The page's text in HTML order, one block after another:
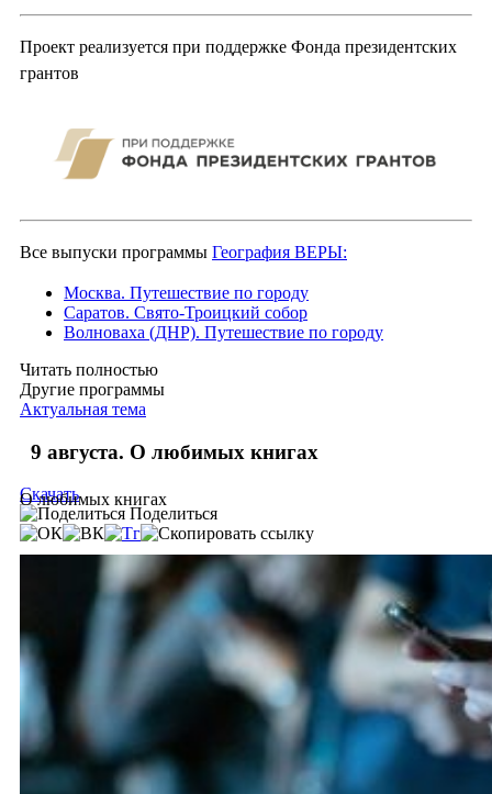
Проект реализуется при поддержке Фонда президентских
грантов
Все выпуски программы География ВЕРЫ:
Москва. Путешествие по городу
Саратов. Свято-Троицкий собор
Волноваха (ДНР). Путешествие по городу
Читать полностью
Другие программы
Актуальная тема
9 августа. О любимых книгах
О любимых книгах
Скачать
Поделиться